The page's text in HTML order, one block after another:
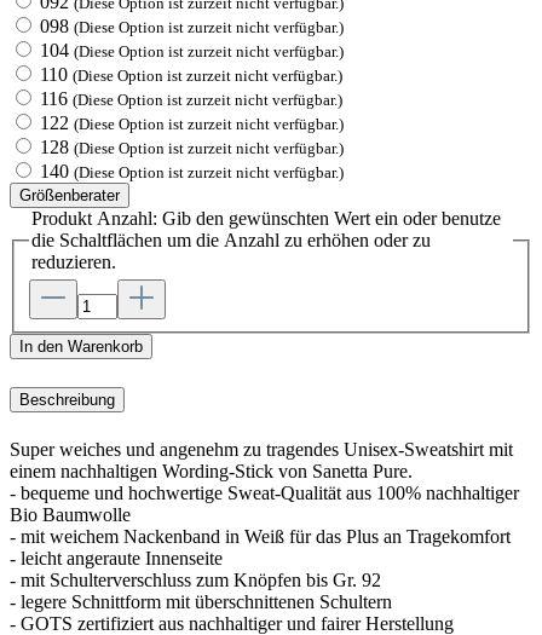
098 (Diese Option ist zurzeit nicht verfügbar.)
104 (Diese Option ist zurzeit nicht verfügbar.)
110 (Diese Option ist zurzeit nicht verfügbar.)
116 (Diese Option ist zurzeit nicht verfügbar.)
122 (Diese Option ist zurzeit nicht verfügbar.)
128 (Diese Option ist zurzeit nicht verfügbar.)
140 (Diese Option ist zurzeit nicht verfügbar.)
Größenberater
Produkt Anzahl: Gib den gewünschten Wert ein oder benutze
die Schaltflächen um die Anzahl zu erhöhen oder zu
reduzieren.
In den Warenkorb
Beschreibung
Super weiches und angenehm zu tragendes Unisex-Sweatshirt mit
einem nachhaltigen Wording-Stick von Sanetta Pure.
- bequeme und hochwertige Sweat-Qualität aus 100% nachhaltiger
Bio Baumwolle
- mit weichem Nackenband in Weiß für das Plus an Tragekomfort
- leicht angeraute Innenseite
- mit Schulterverschluss zum Knöpfen bis Gr. 92
- legere Schnittform mit überschnittenen Schultern
- GOTS zertifiziert aus nachhaltiger und fairer Herstellung